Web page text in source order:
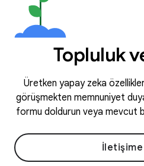
Topluluk
Üretken yapay zeka
görüşmekten memnuniyet
formu doldurun veya mevcut